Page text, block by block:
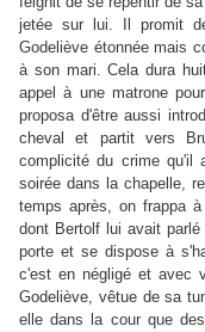
jetée sur lui. Il promit
Godeliève étonnée mais
à son mari. Cela dura
appel à une matrone
proposa d'être aussi
cheval et partit vers
complicité du crime qu'il
soirée dans la chapelle,
temps après, on frappa
dont Bertolf lui avait
porte et se dispose à
c'est en négligé et avec
Godeliève, vêtue de sa
elle dans la cour que